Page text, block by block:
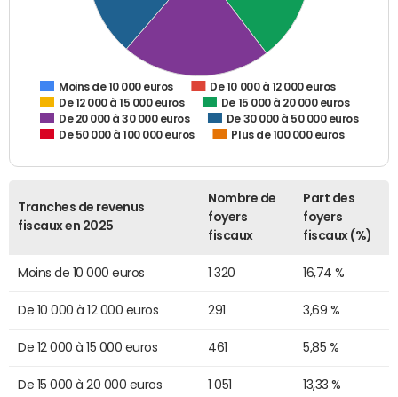
Moins de 10 000 euros
De 10 000 à 12 000 euros
De 12 000 à 15 000 euros
De 15 000 à 20 000 euros
De 20 000 à 30 000 euros
De 30 000 à 50 000 euros
De 50 000 à 100 000 euros
Plus de 100 000 euros
Tranches de revenus
fiscaux en 2025
Nombre de
foyers
fiscaux
Part des
foyers
fiscaux (%)
Moins de 10 000 euros 1 320 16,74 %
De 10 000 à 12 000 euros 291 3,69 %
De 12 000 à 15 000 euros 461 5,85 %
De 15 000 à 20 000 euros 1 051 13,33 %